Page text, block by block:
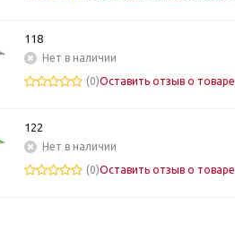
118
Нет в наличии
(0)Оставить отзыв о товаре
122
Нет в наличии
(0)Оставить отзыв о товаре